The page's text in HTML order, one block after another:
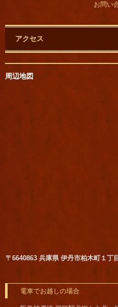
お問い
アクセス
周辺地図
〒6640863 兵庫県 伊丹市柏木町１丁
電車でお越しの場合